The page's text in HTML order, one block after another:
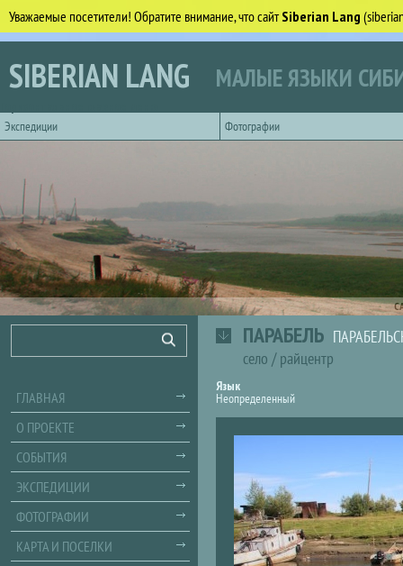
Уважаемые посетители! Обратите внимание, что сайтSiberian Lang
Перейти к основному содержанию
SIBERIAN LANG МАЛЫЕ ЯЗЫКИ
Экспедиции
Фотографии
ПАРАБЕЛЬ
село /райцентр
Язык
Неопределенный
Поиск
ГЛАВНАЯ
О ПРОЕКТЕ
СОБЫТИЯ
ЭКСПЕДИЦИИ
ФОТОГРАФИИ
КАРТА И ПОСЕЛКИ